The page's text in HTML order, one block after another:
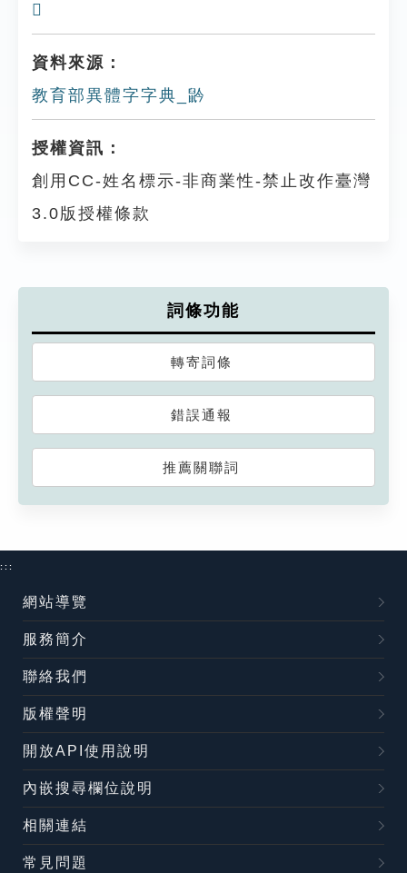
𪕛
資料來源：
教育部異體字字典_䶃
授權資訊：
創用CC-姓名標示-非商業性-禁止改作臺灣
3.0版授權條款
詞條功能
轉寄詞條
錯誤通報
推薦關聯詞
:::
網站導覽
服務簡介
聯絡我們
版權聲明
開放API使用說明
內嵌搜尋欄位說明
相關連結
常見問題